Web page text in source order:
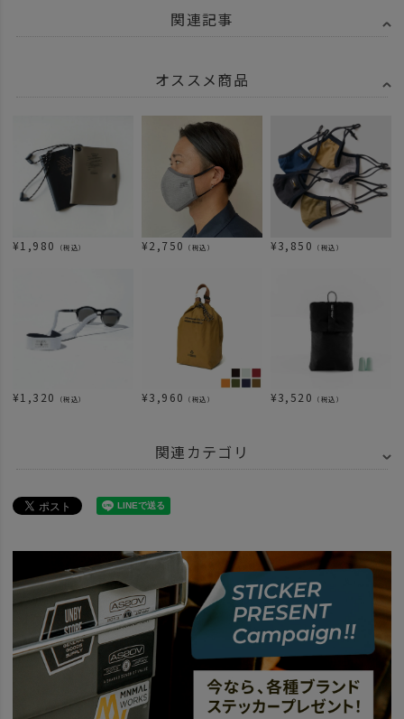
関連記事
オススメ商品
¥1,980 （税込） ¥2,750 （税込） ¥3,850 （税込）
¥1,320 （税込） ¥3,960 （税込） ¥3,520 （税込）
関連カテゴリ
BRAND AS2OV アッソブ
SPECIAL 父の日 梅-1000円～
SPECIAL AS2OV マスク＆マスクアクセサリー
BRAND AS2OV アッソブ
news 2022年11月25日 価格改定について
トラベルスタイル'23